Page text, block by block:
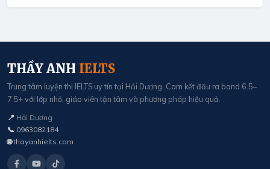
THẦY ANH IELTS
Trung tâm luyện thi IELTS uy tín tại Hải Dương. Cam kết đầu ra band 6.5–
7.5+ với lớp nhỏ, giáo viên tận tâm và phương pháp hiệu quả.
📍 Hải Dương
📞 0963082184
🌐 thayanhielts.com